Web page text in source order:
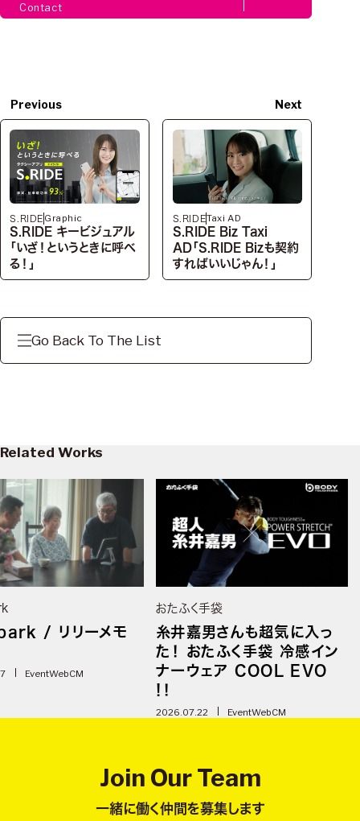
Contact
Previous
S.RIDE Graphic
S.RIDE キービジュアル
「いざ！というときに呼べ
る！」
Next
S.RIDETaxi AD
S.RIDE Biz Taxi
AD「S.RIDE Bizも契約
すればいいじゃん！」
Go Back To The List
Related Works
/ リリーメモ
EventWebCM
おたふく手袋
糸井嘉男さんも超気に入っ
た！ おたふく手袋 冷感イン
ナーウェア COOL EVO
!！
2026.07.22 EventWebCM
Join Our Team
一緒に働く仲間を募集します